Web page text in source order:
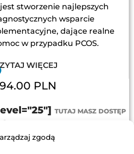
zgodą
jest stworzenie najlepszych
wsparcie
dające realne
w przypadku PCOS.
WIĘCEJ
PLN
TUTAJ MASZ DOSTĘP